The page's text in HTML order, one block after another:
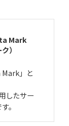
Mark
）
」と
したサー
。